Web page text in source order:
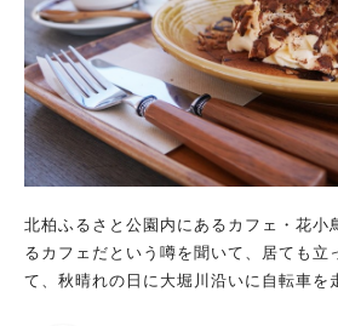
ます。 そして日本酒も、行けば毎回新しい銘柄をいただくこと
ができ、こちらも飽きることがありません。 北柏の隠れ
として一推しのお店です。 この店のより詳しい情報を知りたい
方はこちら： https://amakism.com/gourmet-33/ https://ama
kism.com/gourmet-83/
菜が両方楽しめるメニューになっています。 グリル野菜
菜のほかには、付け合わせにカブの酢
お浸しがついています。 ドレッシングは自家製の人参ドレッシ
ング。 トーストと雑穀米、お味噌汁もついていて、ボリューム
たっぷりです。 この限定プレートはさらにドリンクもセットに
なっていて、とてもお得！ 生野菜サラダは新鮮で瑞々しく、
シャキシャキ食感がとても美味しい！ 人参ドレッシングも程良
ガイモ・サツマイモ・蕪・人参。 何もつけなくても、野菜本来
の甘味をバッチリ感じられてとても美味しいです
参ドレッシングをかけてもOK！ 柏の葉キャンパスにあるベー
北柏ふるさと公園内にあるカフェ・花小
るカフェだという噂を聞いて、居ても立
て、秋晴れの日に大堀川沿いに自転車を